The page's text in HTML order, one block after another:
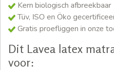
Kern biologisch afbreekbaar
Tüv, ISO en Öko
Gratis proefliggen in onze
Dit Lavea latex
voor: